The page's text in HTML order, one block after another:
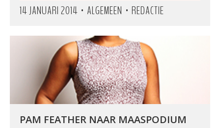
14 JANUARI 2014 • ALGEMEEN • REDACTIE
PAM FEATHER NAAR MAASPODIUM